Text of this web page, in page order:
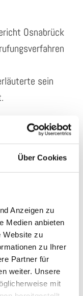
Über Cookies
Anzeigen zu
Medien anbieten
Website zu
zu Ihrer
Partner für
weiter. Unsere
mit
Osnabrück
sein
zu den
haben,
Hubert